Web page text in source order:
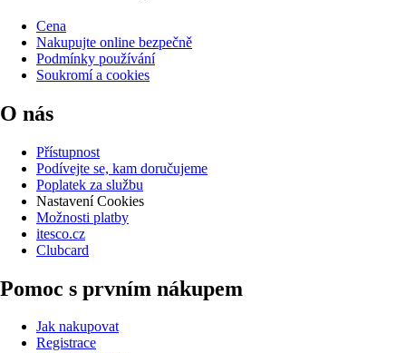
Cena
Nakupujte online bezpečně
Podmínky používání
Soukromí a cookies
O nás
Přístupnost
Podívejte se, kam doručujeme
Poplatek za službu
Nastavení Cookies
Možnosti platby
itesco.cz
Clubcard
Pomoc s prvním nákupem
Jak nakupovat
Registrace